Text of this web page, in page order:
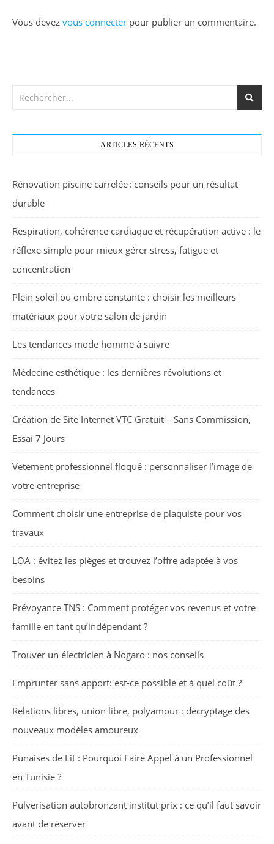
Vous devez vous connecter pour publier un commentaire.
ARTICLES RÉCENTS
Rénovation piscine carrelée : conseils pour un résultat
durable
Respiration, cohérence cardiaque et récupération active : le
réflexe simple pour mieux gérer stress, fatigue et
concentration
Plein soleil ou ombre constante : choisir les meilleurs
matériaux pour votre salon de jardin
Les tendances mode homme à suivre
Médecine esthétique : les dernières révolutions et
tendances
Création de Site Internet VTC Gratuit – Sans Commission,
Essai 7 Jours
Vetement professionnel floqué : personnaliser l’image de
votre entreprise
Comment choisir une entreprise de plaquiste pour vos
travaux
LOA : évitez les pièges et trouvez l’offre adaptée à vos
besoins
Prévoyance TNS : Comment protéger vos revenus et votre
famille en tant qu’indépendant ?
Trouver un électricien à Nogaro : nos conseils
Emprunter sans apport: est-ce possible et à quel coût ?
Relations libres, union libre, polyamour : décryptage des
nouveaux modèles amoureux
Punaises de Lit : Pourquoi Faire Appel à un Professionnel
en Tunisie ?
Pulverisation autobronzant institut prix : ce qu’il faut savoir
avant de réserver